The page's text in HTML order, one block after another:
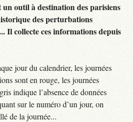
outil à destination des parisiens
des perturbations
Il collecte ces informations depuis
jour du calendrier, les journées
sont en rouge, les journées
indique l’absence de données
sur le numéro d’un jour, on
de la journée...